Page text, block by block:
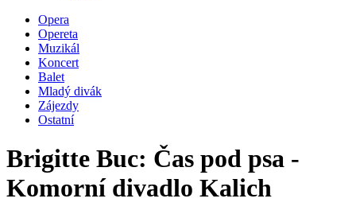
Opera
Opereta
Muzikál
Koncert
Balet
Mladý divák
Zájezdy
Ostatní
Brigitte Buc: Čas pod psa -
Komorní divadlo Kalich